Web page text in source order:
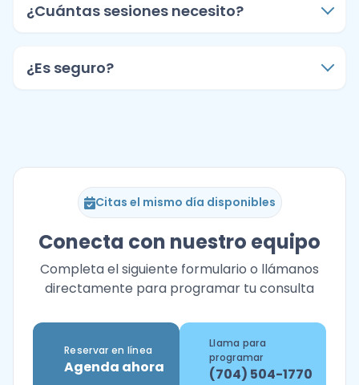
¿Cuántas sesiones necesito?
¿Es seguro?
Citas el mismo día disponibles
Conecta con nuestro equipo
Completa el siguiente formulario o llámanos
directamente para programar tu consulta
Reservar en línea
Agenda ahora
Llama para
programar
(704) 504-1770